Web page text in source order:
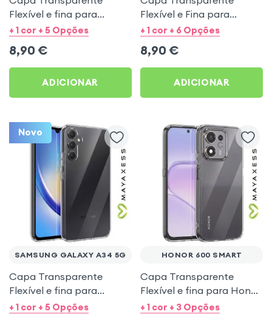
Flexível e fina para
Samsung Galaxy A53 5G -
+ 1 cor + 5 Opções
8,90 €
ADICIONAR
Flexível e Fina para
Samsung Galaxy A27 -
+ 1 cor + 6 Opções
8,90 €
ADICIONAR
Novo
SAMSUNG GALAXY A34 5G
Capa Transparente
Flexível e fina para
Samsung Galaxy A34 5G -
+ 1 cor + 5 Opções
HONOR 600 SMART
Capa Transparente
Flexível e fina para Honor
600 Smart - Mayaxess
+ 1 cor + 3 Opções